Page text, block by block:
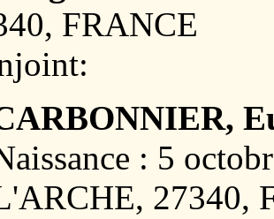
FRANCE
: 5
27340,